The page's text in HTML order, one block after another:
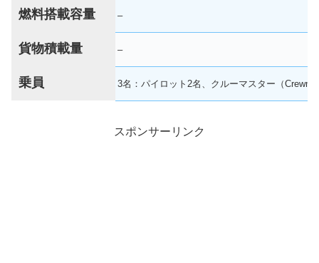
燃料搭載容量 –
貨物積載量 –
乗員 3名：パイロット2名、クルーマスター（
スポンサーリンク